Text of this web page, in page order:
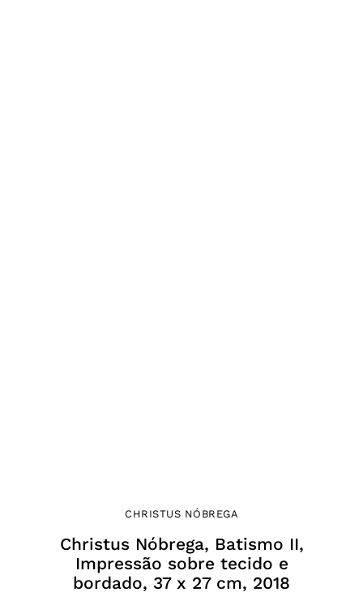
CHRISTUS NÓBREGA
Christus Nóbrega, Batismo II,
Impressão sobre tecido e
bordado, 37 x 27 cm, 2018